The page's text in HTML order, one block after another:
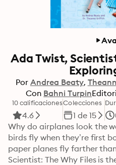
Ada Twist,
Por Andrea Beaty
Con Bahni Turpin
10 calificaciones
4.6
Colecciones
1 de 15
Why do airplanes look the
birds fly when they’re first
paper planes fly farther
Scientist: The Why Files is